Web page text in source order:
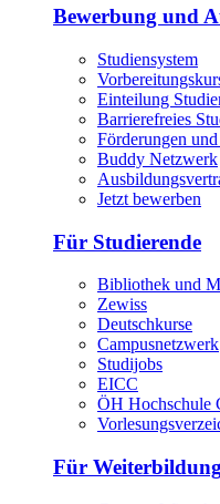
Bewerbung und
Studiensystem
Einteilung
Barrierefreies
Förderungen
Buddy Netzwerk
Jetzt bewerben
Für Studierende
Bibliothek und
Zewiss
Deutschkurse
Campusnetzwerk
Studijobs
EICC
ÖH Hochschule
Für